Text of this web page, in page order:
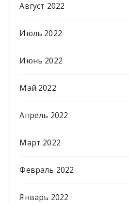
Август 2022
Июль 2022
Июнь 2022
Май 2022
Апрель 2022
Март 2022
Февраль 2022
Январь 2022